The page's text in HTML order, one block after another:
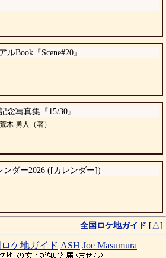
Book『Scene#20』
念写真集『​15/30』
木 勇人（著）
ンダー2026 ([カレンダー])
全国ロケ地ガイド [△]
ケ地ガイド ASH Joe Masumura